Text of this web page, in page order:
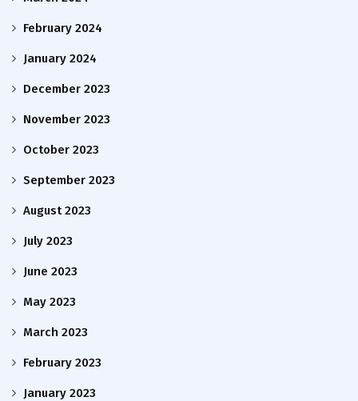
February 2024
January 2024
December 2023
November 2023
October 2023
September 2023
August 2023
July 2023
June 2023
May 2023
March 2023
February 2023
January 2023